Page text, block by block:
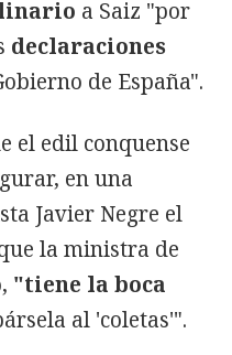
a Saiz "por
declaraciones
de España".
el edil conquense
en una
Javier Negre el
la ministra de
"tiene la boca
al 'coletas'".